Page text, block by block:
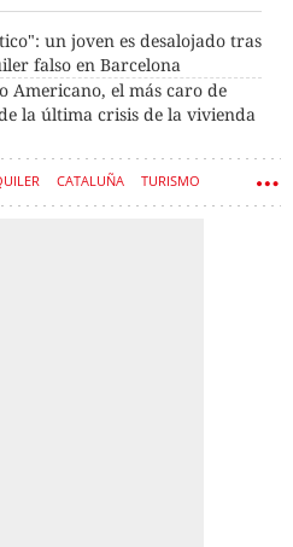
un joven es desalojado tras
falso en Barcelona
Americano, el más caro de
la última crisis de la vivienda
CATALUÑA TURISMO